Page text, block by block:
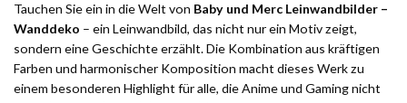
Tauchen Sie ein in die Welt von Baby und Merc Leinwandbilder –
Wanddeko – ein Leinwandbild, das nicht nur ein Motiv zeigt,
sondern eine Geschichte erzählt. Die Kombination aus kräftigen
Farben und harmonischer Komposition macht dieses Werk zu
einem besonderen Highlight für alle, die Anime und Gaming nicht